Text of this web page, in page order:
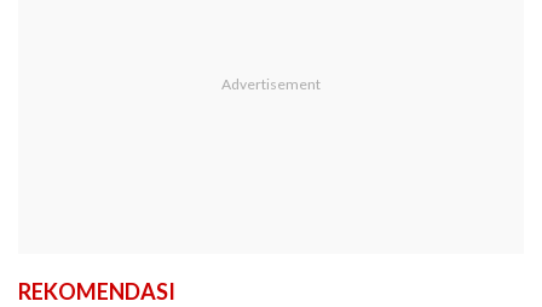
REKOMENDASI